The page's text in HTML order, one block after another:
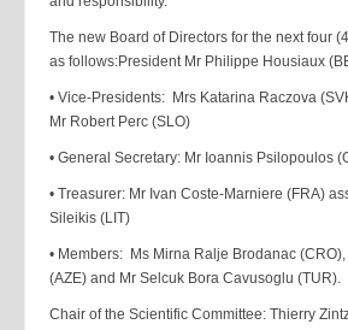
The new Board of Directors for the next four
as follows:President Mr Philippe Housiaux
• Vice-Presidents: Mrs Katarina Raczova
Mr Robert Perc (SLO)
• General Secretary: Mr Ioannis Psilopoulos
• Treasurer: Mr Ivan Coste-Marniere (FRA)
Sileikis (LIT)
• Members: Ms Mirna Ralje Brodanac
(AZE) and Mr Selcuk Bora Cavusoglu (TUR).
Chair of the Scientific Committee: Thierry